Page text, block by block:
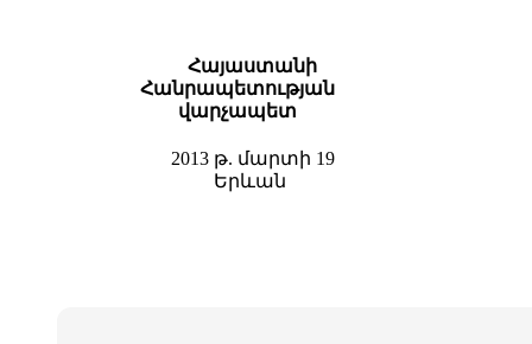
Հայաստանի
Հանրապետության
վարչապետ
2013 թ. մարտի 19
Երևան